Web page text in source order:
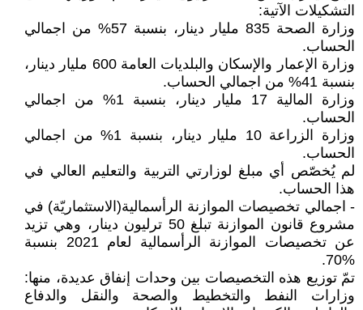
التشكيلات الآتية:
وزارة الصحة 835 مليار دينار، بنسبة 57% من اجمالي
الحساب.
وزارة الإعمار والإسكان والبلديات العامة 600 مليار دينار،
بنسبة 41% من اجمالي الحساب.
وزارة المالية 17 مليار دينار، بنسبة 1% من اجمالي
الحساب.
وزارة الزراعة 10 مليار دينار، بنسبة 1% من اجمالي
الحساب.
لم يُخصّص أي مبلغ لوزارتي التربية والتعليم العالي في
هذا الحساب.
- اجمالي تخصيصات الموازنة الرأسمالية(الاستثماريّة) في
مشروع قانون الموازنة تبلغ 50 ترليون دينار، وهي تزيد
عن تخصيصات الموازنة الرأسمالية لعام 2021 بنسبة
%70.
تمّ توزيع هذه التخصيصات بين وحدات إنفاق عديدة، منها:
وزارات النفط والتخطيط والصحة والنقل والدفاع